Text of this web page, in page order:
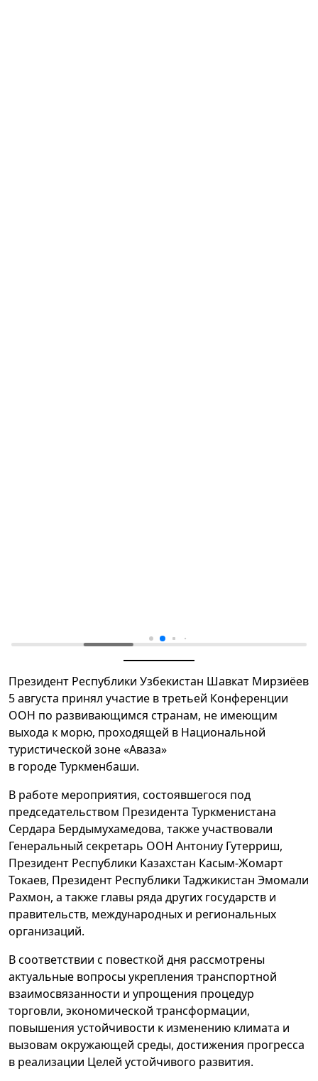
Президент Республики Узбекистан Шавкат Мирзиёев
5 августа принял участие в третьей Конференции
ООН по развивающимся странам, не имеющим
выхода к морю, проходящей в Национальной
туристической зоне «Аваза»
в городе Туркменбаши.
В работе мероприятия, состоявшегося под
председательством Президента Туркменистана
Сердара Бердымухамедова, также участвовали
Генеральный секретарь ООН Антониу Гутерриш,
Президент Республики Казахстан Касым-Жомарт
Токаев, Президент Республики Таджикистан Эмомали
Рахмон, а также главы ряда других государств и
правительств, международных и региональных
организаций.
В соответствии с повесткой дня рассмотрены
актуальные вопросы укрепления транспортной
взаимосвязанности и упрощения процедур
торговли, экономической трансформации,
повышения устойчивости к изменению климата и
вызовам окружающей среды, достижения прогресса
в реализации Целей устойчивого развития.